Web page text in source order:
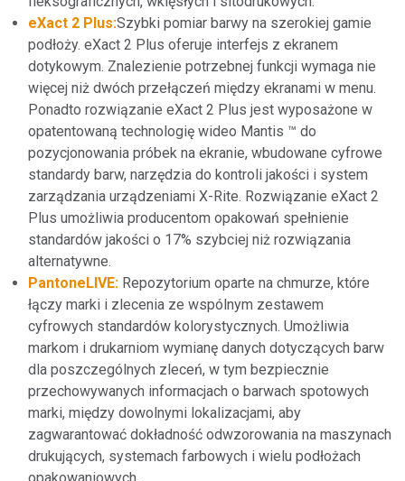
eXact 2 Plus:Szybki pomiar barwy na szerokiej gamie
podłoży. eXact 2 Plus oferuje interfejs z ekranem
dotykowym. Znalezienie potrzebnej funkcji wymaga nie
więcej niż dwóch przełączeń między ekranami w menu.
Ponadto rozwiązanie eXact 2 Plus jest wyposażone w
opatentowaną technologię wideo Mantis ™ do
pozycjonowania próbek na ekranie, wbudowane cyfrowe
standardy barw, narzędzia do kontroli jakości i system
zarządzania urządzeniami X-Rite. Rozwiązanie eXact 2
Plus umożliwia producentom opakowań spełnienie
standardów jakości o 17% szybciej niż rozwiązania
alternatywne.
PantoneLIVE: Repozytorium oparte na chmurze, które
łączy marki i zlecenia ze wspólnym zestawem
cyfrowych standardów kolorystycznych. Umożliwia
markom i drukarniom wymianę danych dotyczących barw
dla poszczególnych zleceń, w tym bezpiecznie
przechowywanych informacjach o barwach spotowych
marki, między dowolnymi lokalizacjami, aby
zagwarantować dokładność odwzorowania na maszynach
drukujących, systemach farbowych i wielu podłożach
opakowaniowych.